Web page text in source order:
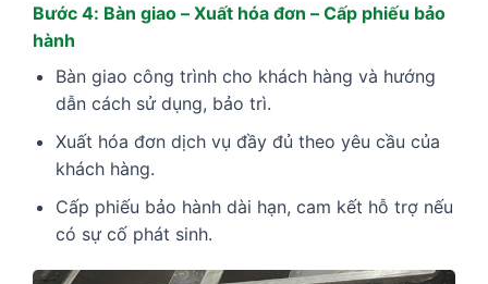
Bước 4: Bàn giao – Xuất hóa đơn – Cấp phiếu bảo
hành
Bàn giao công trình cho khách hàng và hướng
dẫn cách sử dụng, bảo trì.
Xuất hóa đơn dịch vụ đầy đủ theo yêu cầu của
khách hàng.
Cấp phiếu bảo hành dài hạn, cam kết hỗ trợ nếu
có sự cố phát sinh.